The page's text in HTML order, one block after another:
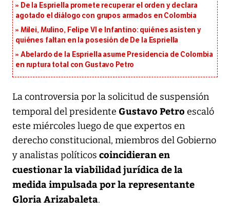
De la Espriella promete recuperar el orden y declara
agotado el diálogo con grupos armados en Colombia
Milei, Mulino, Felipe VI e Infantino: quiénes asisten y
quiénes faltan en la posesión de De la Espriella
Abelardo de la Espriella asume Presidencia de Colombia
en ruptura total con Gustavo Petro
La controversia por la solicitud de suspensión
temporal del presidente Gustavo Petro escaló
este miércoles luego de que expertos en
derecho constitucional, miembros del Gobierno
y analistas políticos coincidieran en
cuestionar la viabilidad jurídica de la
medida impulsada por la representante
Gloria Arizabaleta.